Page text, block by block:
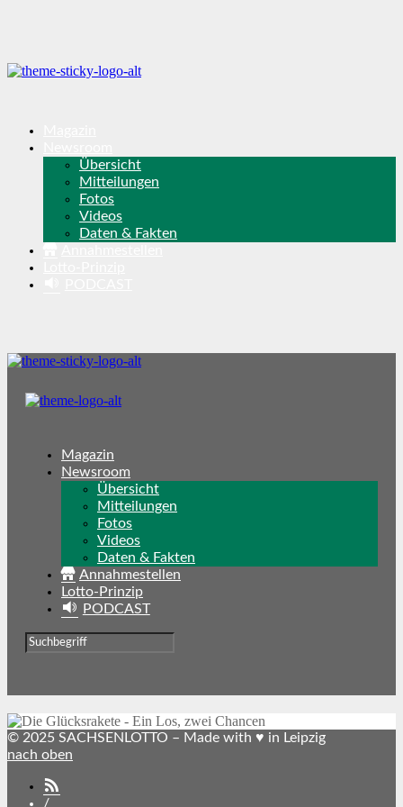
Übersicht
Mitteilungen
Fotos
Videos
Daten & Fakten
Magazin
Newsroom
Übersicht
Mitteilungen
Fotos
Videos
Daten & Fakten
Annahmestellen
Lotto-Prinzip
PODCAST
© 2025 SACHSENLOTTO – Made with ♥ in Leipzig
nach oben
/